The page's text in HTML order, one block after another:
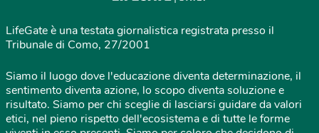
LifeGate è una testata giornalistica registrata presso il
Tribunale di Como, 27/2001
Siamo il luogo dove l'educazione diventa determinazione, il
sentimento diventa azione, lo scopo diventa soluzione e
risultato. Siamo per chi sceglie di lasciarsi guidare da valori
etici, nel pieno rispetto dell'ecosistema e di tutte le forme